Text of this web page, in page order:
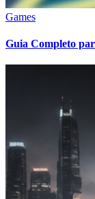
Games
Guia Completo